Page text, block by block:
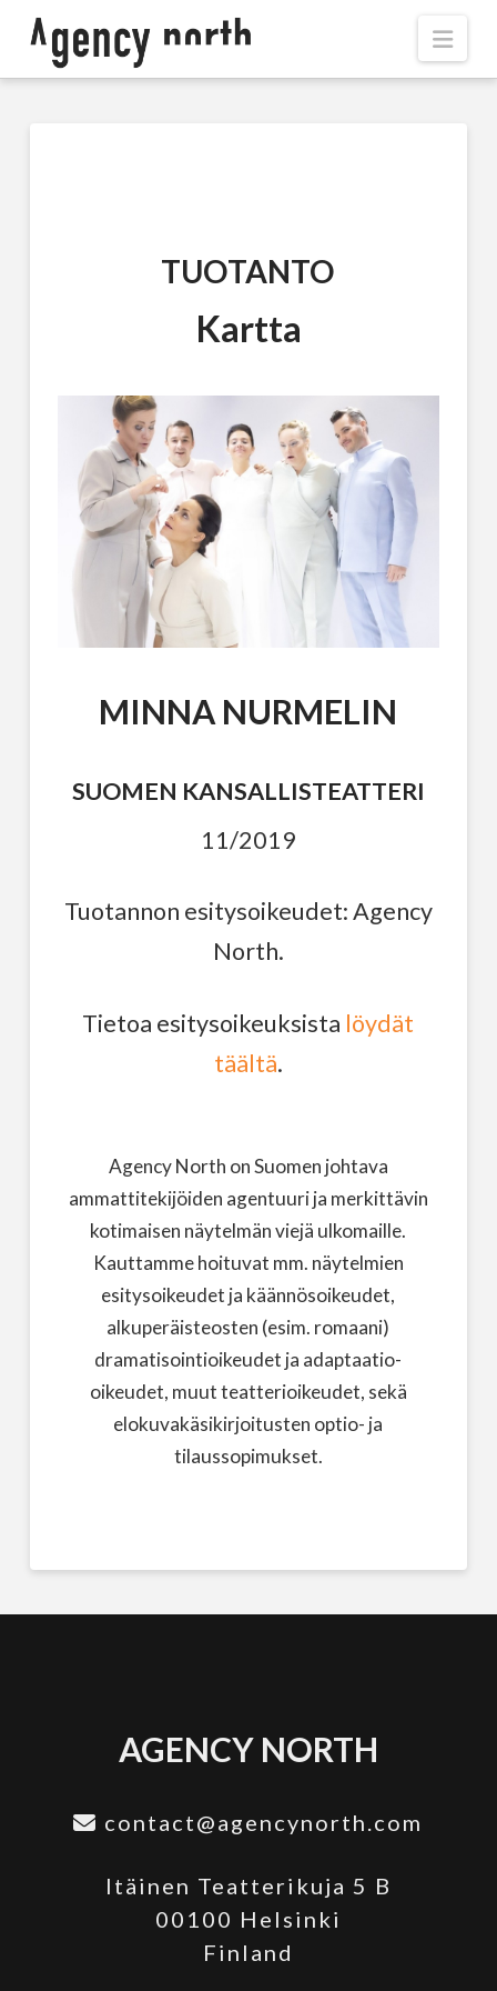
TUOTANTO
Kartta
MINNA NURMELIN
SUOMEN KANSALLISTEATTERI
11/2019
Tuotannon esitysoikeudet: Agency
North.
Tietoa esitysoikeuksista löydät
täältä.
Agency North on Suomen johtava
ammattitekijöiden agentuuri ja merkittävin
kotimaisen näytelmän viejä ulkomaille.
Kauttamme hoituvat mm. näytelmien
esitysoikeudet ja käännösoikeudet,
alkuperäisteosten (esim. romaani)
dramatisointioikeudet ja adaptaatio-
oikeudet, muut teatterioikeudet, sekä
elokuvakäsikirjoitusten optio- ja
tilaussopimukset.
AGENCY NORTH
contact@agencynorth.com
Itäinen Teatterikuja 5 B
00100 Helsinki
Finland